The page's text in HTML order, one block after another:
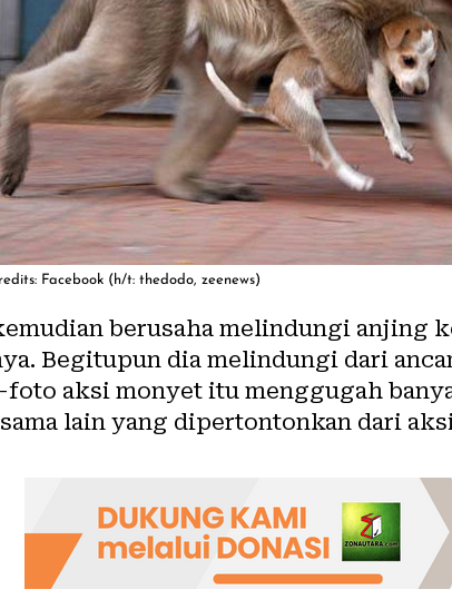
Facebook (h/t: thedodo, zeenews)
berusaha melindungi anjing
Begitupun dia melindungi dari
foto aksi monyet itu menggugah
lain yang dipertontonkan dari